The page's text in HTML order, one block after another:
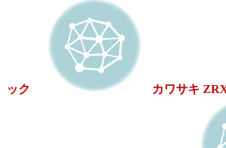
ック カワサキ